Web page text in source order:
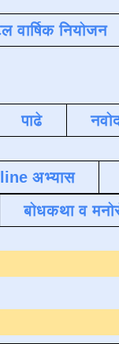
वार्षिक नियोजन
पाढे
अभ्यास
बोधकथा व